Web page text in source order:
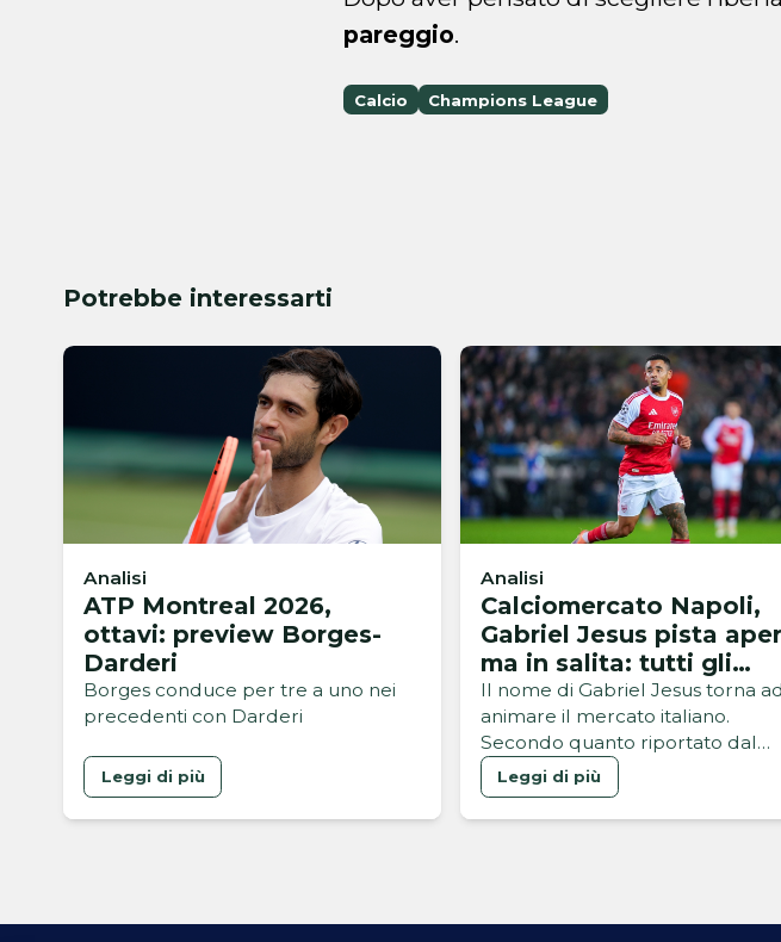
pareggio.
Calcio Champions League
Potrebbe interessarti
Analisi
ATP Montreal 2026,
ottavi: preview Borges-
Darderi
Borges conduce per tre a uno nei
precedenti con Darderi
Leggi di più
Analisi
Calciomercato Napoli,
Gabriel Jesus pista
ma in salita: tutti gli
ostacoli
Il nome di Gabriel Jesus torna ad
animare il mercato italiano.
Secondo quanto riportato dal
portale brasiliano GE, l’attaccante
dell’Arsenal sarebbe finito nel
mirino del Napoli, alla ricerca di
brasiliano è in uscita
Leggi di più